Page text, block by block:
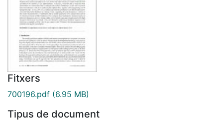
Fitxers
700196.pdf (6.95 MB)
Tipus de document